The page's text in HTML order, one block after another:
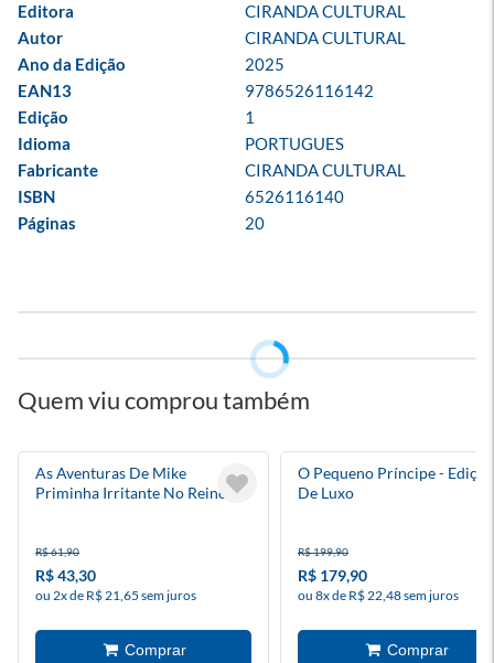
Editora
CIRANDA CULTURAL
Autor
CIRANDA CULTURAL
Ano da Edição
2025
EAN13
9786526116142
Edição
1
Idioma
PORTUGUES
Fabricante
CIRANDA CULTURAL
ISBN
6526116140
Páginas
20
Quem viu comprou também
As Aventuras De Mike
Priminha Irritante No Reino
R$ 61,90
R$ 43,30
ou 2x de R$ 21,65 sem juros
O Pequeno Príncipe - Edição
De Luxo
R$ 199,90
R$ 179,90
ou 8x de R$ 22,48 sem juros